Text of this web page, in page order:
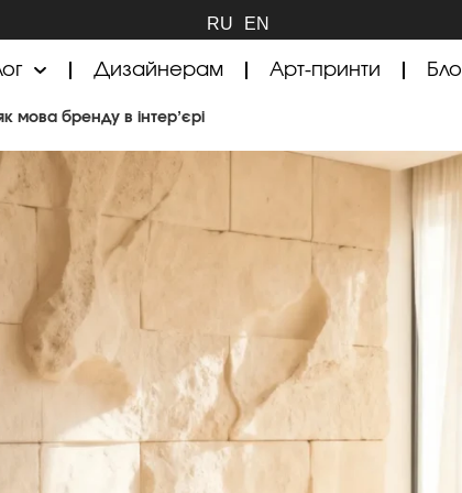
RU EN
Дизайнерам Арт-принти
мова бренду в інтер’єрі